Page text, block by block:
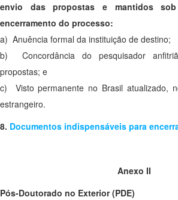
envio das propostas e mantidos
encerramento do processo:
a) Anuência formal da instituição de destino;
b) Concordância do pesquisador
propostas; e
c) Visto permanente no Brasil atualizado,
estrangeiro.
8. Documentos indispensáveis para
Anexo II
Pós-Doutorado no Exterior (PDE)